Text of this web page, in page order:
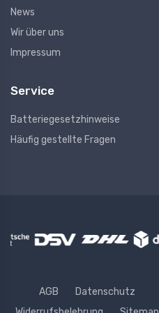
News
Wir über uns
Impressum
Service
Batteriegesetzhinweise
Häufig gestellte Fragen
AGB
Datenschutz